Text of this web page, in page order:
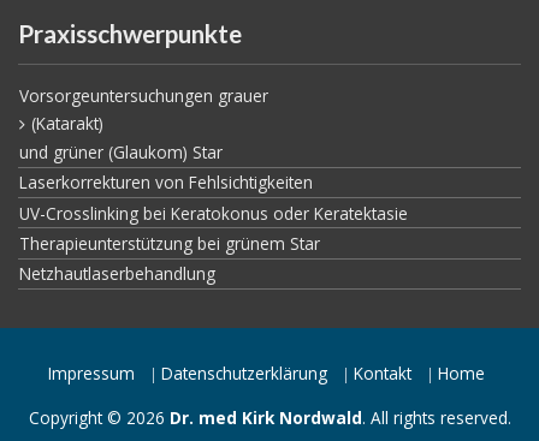
Praxisschwerpunkte
Vorsorgeuntersuchungen grauer
(Katarakt)
und grüner (Glaukom) Star
Laserkorrekturen von Fehlsichtigkeiten
UV-Crosslinking bei Keratokonus oder Keratektasie
Therapieunterstützung bei grünem Star
Netzhautlaserbehandlung
Impressum Datenschutzerklärung Kontakt
Home
Copyright © 2026 Dr. med Kirk Nordwald. All rights reserved.